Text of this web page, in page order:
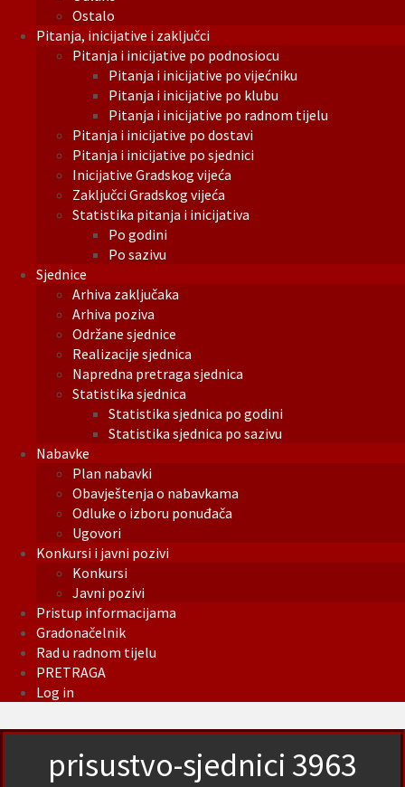
Ostalo
Pitanja, inicijative i zaključci
Pitanja i inicijative po podnosiocu
Pitanja i inicijative po vijećniku
Pitanja i inicijative po klubu
Pitanja i inicijative po radnom tijelu
Pitanja i inicijative po dostavi
Pitanja i inicijative po sjednici
Inicijative Gradskog vijeća
Zaključci Gradskog vijeća
Statistika pitanja i inicijativa
Po godini
Po sazivu
Sjednice
Arhiva zaključaka
Arhiva poziva
Održane sjednice
Realizacije sjednica
Napredna pretraga sjednica
Statistika sjednica
Statistika sjednica po godini
Statistika sjednica po sazivu
Nabavke
Plan nabavki
Obavještenja o nabavkama
Odluke o izboru ponuđača
Ugovori
Konkursi i javni pozivi
Konkursi
Javni pozivi
Pristup informacijama
Gradonačelnik
Rad u radnom tijelu
PRETRAGA
Log in
prisustvo-sjednici 3963